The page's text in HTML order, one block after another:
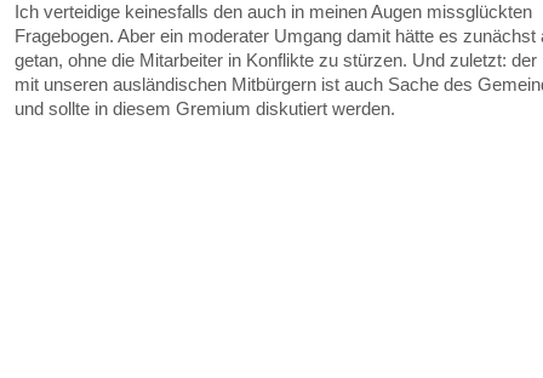
Ich verteidige keinesfalls den auch in meinen Augen missglückten
Fragebogen. Aber ein moderater Umgang damit hätte es zunächst
getan, ohne die Mitarbeiter in Konflikte zu stürzen. Und zuletzt: der
mit unseren ausländischen Mitbürgern ist auch Sache des
und sollte in diesem Gremium diskutiert werden.